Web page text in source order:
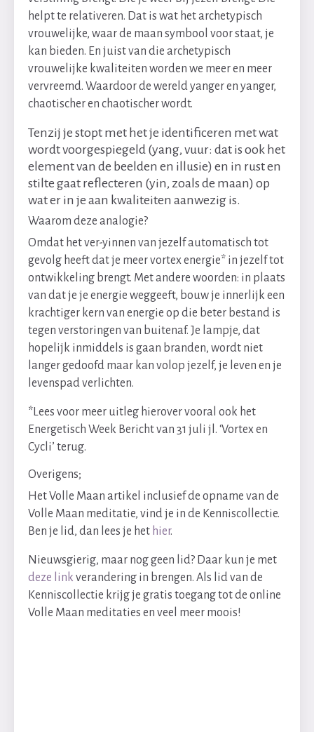
helpt te relativeren. Dat is wat het archetypisch
vrouwelijke, waar de maan symbool voor staat, je
kan bieden. En juist van die archetypisch
vrouwelijke kwaliteiten worden we meer en meer
vervreemd. Waardoor de wereld yanger en yanger,
chaotischer en chaotischer wordt.
Tenzij je stopt met het je identificeren met wat
wordt voorgespiegeld (yang, vuur: dat is ook het
element van de beelden en illusie) en in rust en
stilte gaat reflecteren (yin, zoals de maan) op
wat er in je aan kwaliteiten aanwezig is.
Waarom deze analogie?
Omdat het ver-yinnen van jezelf automatisch tot
gevolg heeft dat je meer vortex energie* in jezelf tot
ontwikkeling brengt. Met andere woorden: in plaats
van dat je je energie weggeeft, bouw je innerlijk een
krachtiger kern van energie op die beter bestand is
tegen verstoringen van buitenaf. Je lampje, dat
hopelijk inmiddels is gaan branden, wordt niet
langer gedoofd maar kan volop jezelf, je leven en je
levenspad verlichten.
*Lees voor meer uitleg hierover vooral ook het
Energetisch Week Bericht van 31 juli jl. ‘Vortex en
Cycli’ terug.
Overigens;
Het Volle Maan artikel inclusief de opname van de
Volle Maan meditatie, vind je in de Kenniscollectie.
Ben je lid, dan lees je het hier.
Nieuwsgierig, maar nog geen lid? Daar kun je met
deze link verandering in brengen. Als lid van de
Kenniscollectie krijg je gratis toegang tot de online
Volle Maan meditaties en veel meer moois!